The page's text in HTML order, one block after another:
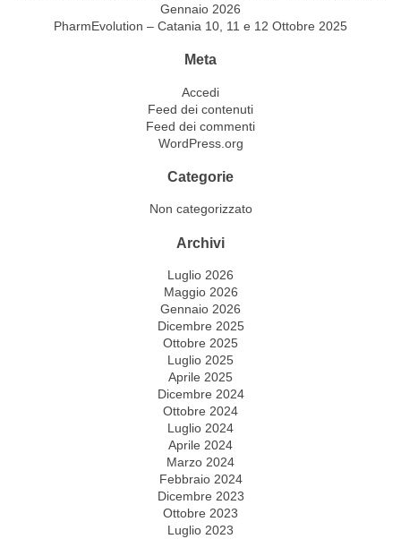
Gennaio 2026
PharmEvolution – Catania 10, 11 e 12 Ottobre 2025
Meta
Accedi
Feed dei contenuti
Feed dei commenti
WordPress.org
Categorie
Non categorizzato
Archivi
Luglio 2026
Maggio 2026
Gennaio 2026
Dicembre 2025
Ottobre 2025
Luglio 2025
Aprile 2025
Dicembre 2024
Ottobre 2024
Luglio 2024
Aprile 2024
Marzo 2024
Febbraio 2024
Dicembre 2023
Ottobre 2023
Luglio 2023